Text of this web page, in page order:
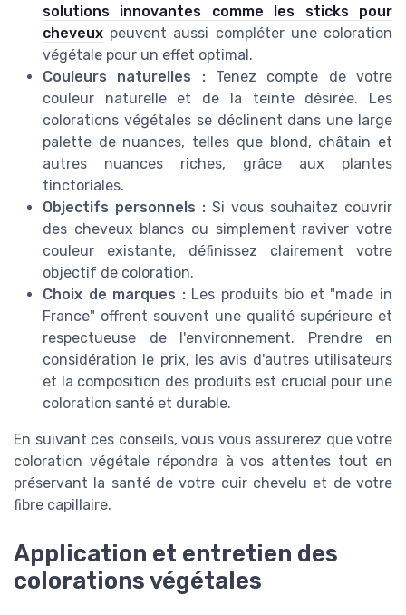
solutions innovantes comme les sticks pour
cheveux peuvent aussi compléter une coloration
végétale pour un effet optimal.
Couleurs naturelles :Tenez compte de votre
couleur naturelle et de la teinte désirée. Les
colorations végétales se déclinent dans une large
palette de nuances, telles que blond, châtain et
autres nuances riches, grâce aux plantes
tinctoriales.
Objectifs personnels : Si vous souhaitez couvrir
des cheveux blancs ou simplement raviver votre
couleur existante, définissez clairement votre
objectif de coloration.
Choix de marques :Les produits bio et "made in
France" offrent souvent une qualité supérieure et
respectueuse de l'environnement. Prendre en
considération le prix, les avis d'autres utilisateurs
et la composition des produits est crucial pour une
coloration santé et durable.
En suivant ces conseils, vous vous assurerez que votre
coloration végétale répondra à vos attentes tout en
préservant la santé de votre cuir chevelu et de votre
fibre capillaire.
Application et entretien des
colorations végétales